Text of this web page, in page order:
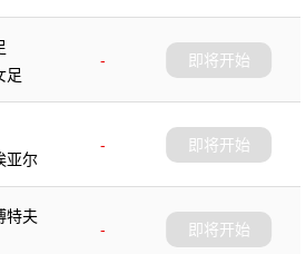
-
足
即将开始
-
亚尔
即将开始
特夫
-
即将开始